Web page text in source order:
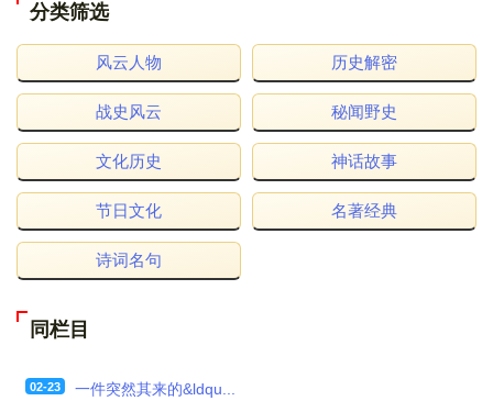
分类筛选
风云人物 历史解密
战史风云 秘闻野史
文化历史 神话故事
节日文化 名著经典
诗词名句
同栏目
02-23 一件突然其来的&ldqu...